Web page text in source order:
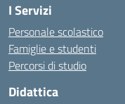
I Servizi
Personale scolastico
Famiglie e studenti
Percorsi di studio
Didattica